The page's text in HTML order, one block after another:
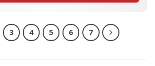
3 4 5 6 7